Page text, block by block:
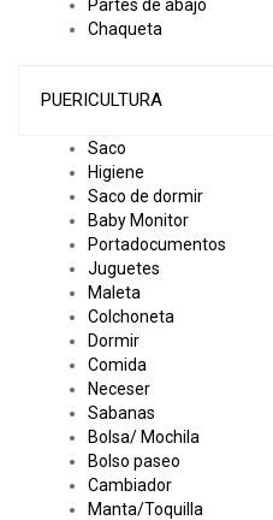
Partes de abajo
Chaqueta
PUERICULTURA
Saco
Higiene
Saco de dormir
Baby Monitor
Portadocumentos
Juguetes
Maleta
Colchoneta
Dormir
Comida
Neceser
Sabanas
Bolsa/ Mochila
Bolso paseo
Cambiador
Manta/Toquilla